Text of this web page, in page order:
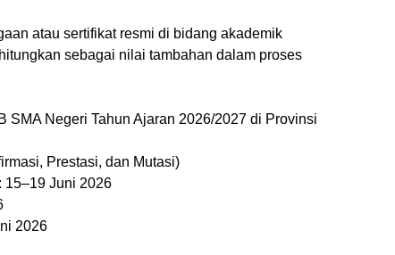
atau sertifikat resmi di bidang akademik
sebagai nilai tambahan dalam proses
SMA Negeri Tahun Ajaran 2026/2027 di Provinsi
Prestasi, dan Mutasi)
15–19 Juni 2026
2026